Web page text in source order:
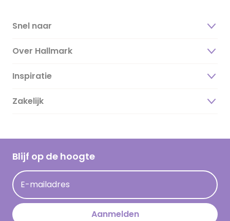
Snel naar
Over Hallmark
Over ons
Duurzaamheid
Hallmark Kaartclub
Acties
Persberichten
Hallmark en Kinderpostzegels
Inspiratie
Magazine
Cadeau inspiratie
Kaartinspiratie
Zakelijk
Blijf op de hoogte
E-mailadres
Aanmelden